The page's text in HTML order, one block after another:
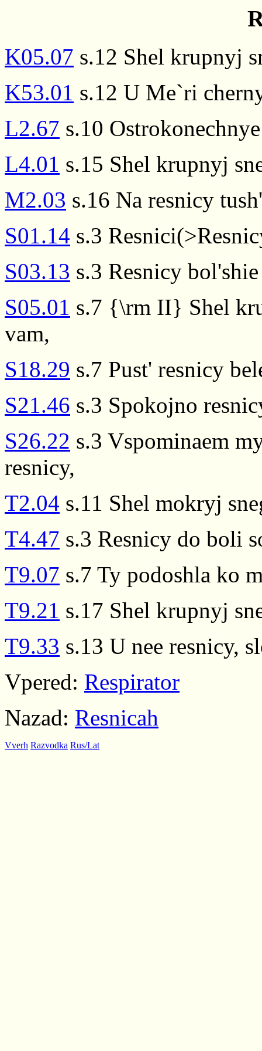
K05.07 s.12 Shel krupnyj
K53.01 s.12 U Me`ri
L2.67 s.10
L4.01 s.15 Shel krupnyj
M2.03 s.16 Na resnicy
S01.14 s.3
S03.13 s.3 Resnicy
S05.01 s.7 {\rm II} Shel
vam,
S18.29 s.7 Pust' resnicy
S21.46 s.3 Spokojno
S26.22 s.3 Vspominaem
resnicy,
T2.04 s.11 Shel mokryj
T4.47 s.3 Resnicy do boli
T9.07 s.7 Ty podoshla ko
T9.21 s.17 Shel krupnyj
T9.33 s.13 U nee resnicy,
Vpered: Respirator
Nazad: Resnicah
Vverh Razvodka Rus/Lat